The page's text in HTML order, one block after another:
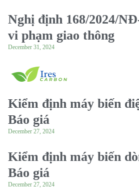
Nghị định 168/2024/
vi phạm giao thông
December 31, 2024
Kiểm định máy biến
Báo giá
December 27, 2024
Kiểm định máy biến
Báo giá
December 27, 2024